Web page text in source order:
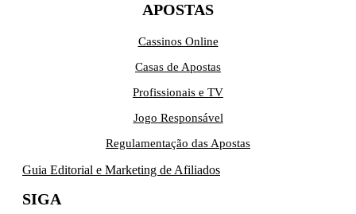
APOSTAS
Cassinos Online
Casas de Apostas
Profissionais e TV
Jogo Responsável
Regulamentação das Apostas
Guia Editorial e Marketing de Afiliados
SIGA